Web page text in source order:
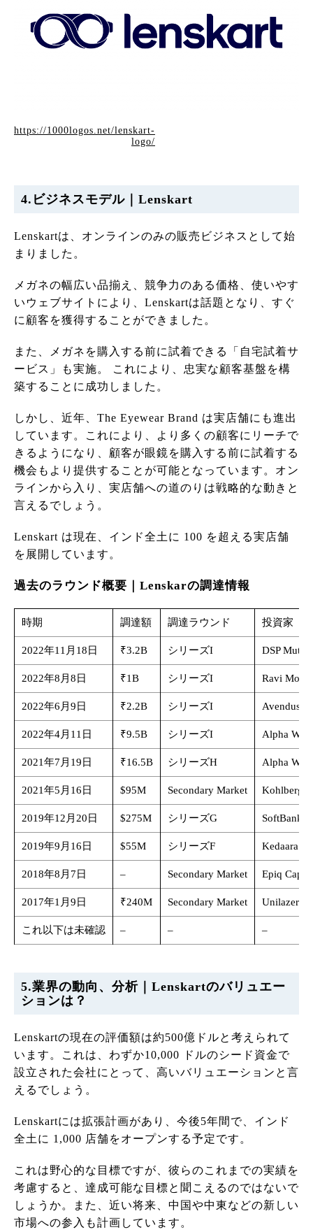
https://1000logos.net/lenskart-
logo/
4.ビジネスモデル｜Lenskart
Lenskartは、オンラインのみの販売ビジネスとして始
まりました。
メガネの幅広い品揃え、競争力のある価格、使いやす
いウェブサイトにより、Lenskartは話題となり、すぐ
に顧客を獲得することができました。
また、メガネを購入する前に試着できる「自宅試着サ
ービス」も実施。 これにより、忠実な顧客基盤を構
築することに成功しました。
しかし、近年、The Eyewear Brand は実店舗にも進出
しています。これにより、より多くの顧客にリーチで
きるようになり、顧客が眼鏡を購入する前に試着する
機会もより提供することが可能となっています。オン
ラインから入り、実店舗への道のりは戦略的な動きと
言えるでしょう。
Lenskart は現在、インド全土に 100 を超える実店舗
を展開しています。
過去のラウンド概要｜Lenskarの調達情報
時期 調達額 調達ラウンド 投資家
2022年11月18日 ​​₹3.2B シリーズI DSP
2022年8月8日 ₹1B シリーズI Ravi Modi
2022年6月9日 ₹2.2B シリーズI Avendus
2022年4月11日 ₹9.5B シリーズI Alpha
2021年7月19日 ₹16.5B シリーズH Alpha
2021年5月16日 $95M Secondary Market Kohlberg
2019年12月20日 $275M シリーズG SoftBank
2019年9月16日 $55M シリーズF Kedaara
2018年8月7日 – Secondary Market Epiq
2017年1月9日 ₹240M Secondary Market Unilazer
これ以下は未確認 – – –
5.業界の動向、分析｜Lenskartのバリュエー
ションは？
Lenskartの現在の評価額は約500億ドルと考えられて
います。これは、わずか10,000 ドルのシード資金で
設立された会社にとって、高いバリュエーションと言
えるでしょう。
Lenskartには拡張計画があり、今後5年間で、インド
全土に 1,000 店舗をオープンする予定です。
これは野心的な目標ですが、彼らのこれまでの実績を
考慮すると、達成可能な目標と聞こえるのではないで
しょうか。また、近い将来、中国や中東などの新しい
市場への参入も計画しています。